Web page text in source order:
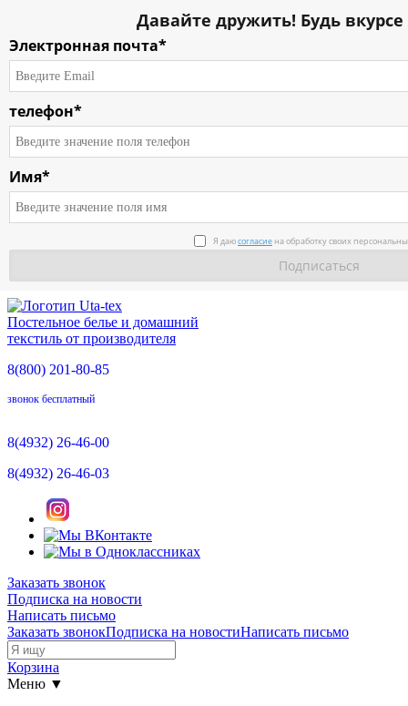
Давайте дружить! Будь вкурсе
Электронная почта*
телефон*
Имя*
Я даюсогласие на обработку своих
Постельное белье и домашний
текстиль от производителя
8(800) 201-80-85
звонок бесплатный
8(4932) 26-46-00
8(4932) 26-46-03
Заказать звонок
Подписка на новости
Написать письмо
Заказать звонокПодписка на новостиНаписать письмо
Корзина
Меню ▼